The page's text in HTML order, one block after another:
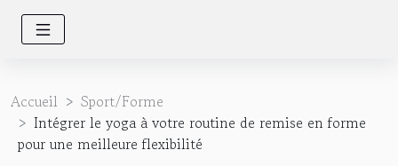
Accueil
Sport/Forme
Intégrer le yoga à votre routine de remise en forme
pour une meilleure flexibilité